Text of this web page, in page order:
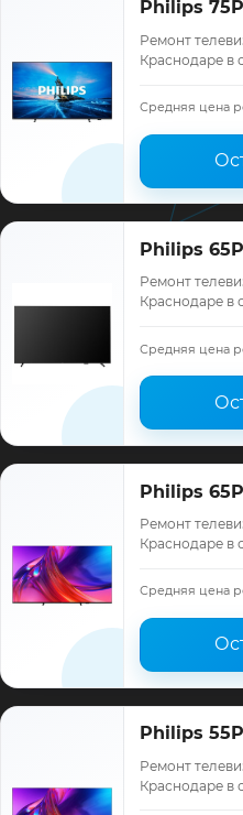
Philips
Ремонт
Краснодаре в
ремонта,
Средняя цена
Philips
Ремонт
Краснодаре в
ремонта,
месяце…
Средняя цена
Philips
Ремонт
Краснодаре в
ремонта,
Средняя цена
Philips
Ремонт
Краснодаре в